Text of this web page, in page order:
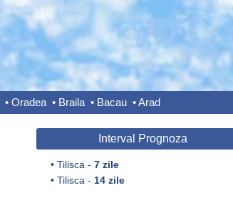
• Oradea • Braila • Bacau •Arad
Interval Prognoza
• Tilisca - 7 zile
• Tilisca - 14 zile